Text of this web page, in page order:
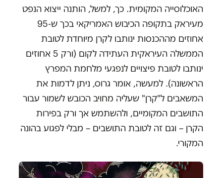
האוכלוסייה המקומית. כך, למשל, הותנה ייצוא הנפט
מעיראק בתקופה הכיבוש האמריקאי בכך ש-95
אחוזים מההכנסות ינותבו לקרן מיוחדת לטובת
הממשלה העיראקית העתידה לקום (ורק 5 אחוזים
ינותבו לטובת פיצויים לנפגעי מלחמת המפרץ
הראשונה). למעשה, אומר גרוס, ניתן לדמות את
המשאבים ל"קרן" שעליה מחויב הכובש לשמור עבור
התושבים המקומיים, ולהשתמש אך ורק בפירות
הקרן – וגם זה לטובת התושבים – מבלי לפגוע בהונה
המקורי.